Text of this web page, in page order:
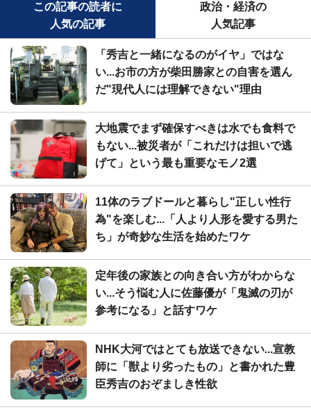
この記事の読者に
人気の記事
政治・経済の
人気記事
「秀吉と一緒になるのがイヤ」ではな
い...お市の方が柴田勝家との自害を選ん
だ"現代人には理解できない"理由
大地震でまず確保すべきは水でも食料で
もない...被災者が「これだけは担いで逃
げて」という最も重要なモノ2選
11体のラブドールと暮らし"正しい性行
為"を楽しむ...「人より人形を愛する男た
ち」が奇妙な生活を始めたワケ
定年後の家族との向き合い方がわからな
い...そう悩む人に佐藤優が「鬼滅の刃が
参考になる」と話すワケ
NHK大河ではとても放送できない...宣教
師に「獣より劣ったもの」と書かれた豊
臣秀吉のおぞましき性欲